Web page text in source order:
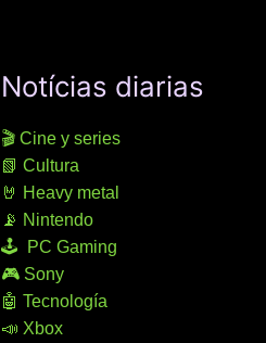
Notícias diarias
🎬 Cine y series
📗 Cultura
🤘 Heavy metal
📡 Nintendo
🕹 PC Gaming
🎮 Sony
🤖 Tecnología
📣 Xbox